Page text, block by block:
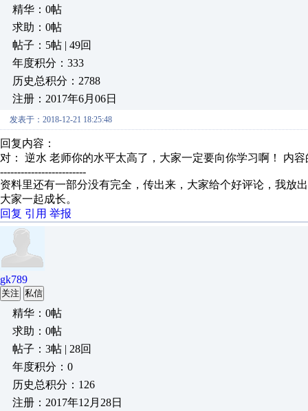
精华：0帖
求助：0帖
帖子：5帖 | 49回
年度积分：333
历史总积分：2788
注册：2017年6月06日
发表于：2018-12-21 18:25:48
回复内容：
对： 逆水 老师你的水平太高了，大家一定要向你学习啊！ 内容
-------------------------
资料里还有一部分没有完全，传出来，大家给个好评论，我放
大家一起成长。
回复 引用 举报
gk789
关注 私信
精华：0帖
求助：0帖
帖子：3帖 | 28回
年度积分：0
历史总积分：126
注册：2017年12月28日